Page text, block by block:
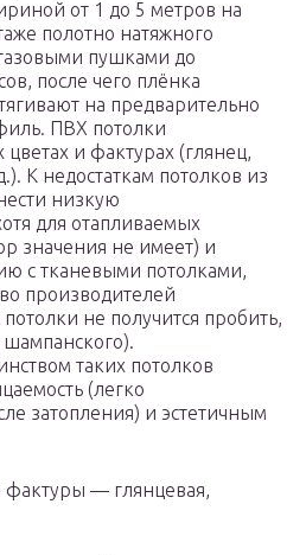
от 1 до 5 метров на
полотно натяжного
пушками до
после чего плёнка
на предварительно
ПВХ потолки
цветах и фактурах (глянец,
К недостаткам потолков из
низкую
для отапливаемых
значения не имеет) и
с тканевыми потолками,
производителей
не получится пробить,
таких потолков
(легко
затопления) и эстетичным
— глянцевая,